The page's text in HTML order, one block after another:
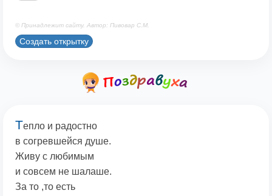
© Принадлежит сайту. Автор: Пивовар С.М.
Создать открытку
Тепло и радостно
в согревшейся душе.
Живу с любимым
и совсем не шалаше.
За то ,то есть